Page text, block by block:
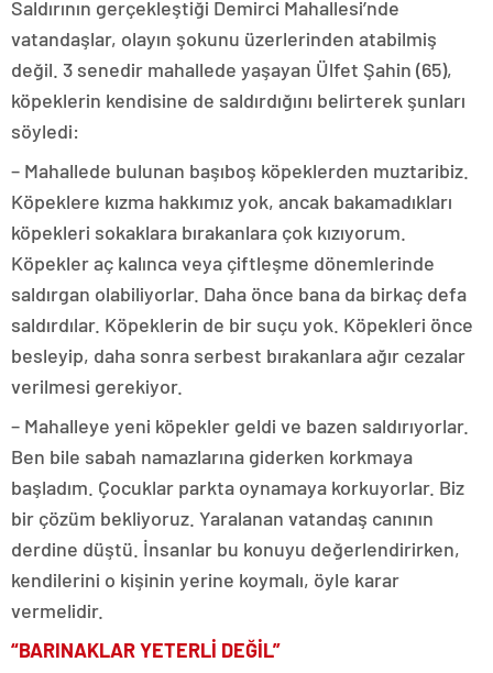
Saldırının gerçekleştiği Demirci Mahallesi’nde
vatandaşlar, olayın şokunu üzerlerinden atabilmiş
değil. 3 senedir mahallede yaşayan Ülfet Şahin (65),
köpeklerin kendisine de saldırdığını belirterek şunları
söyledi:
– Mahallede bulunan başıboş köpeklerden muztaribiz.
Köpeklere kızma hakkımız yok, ancak bakamadıkları
köpekleri sokaklara bırakanlara çok kızıyorum.
Köpekler aç kalınca veya çiftleşme dönemlerinde
saldırgan olabiliyorlar. Daha önce bana da birkaç defa
saldırdılar. Köpeklerin de bir suçu yok. Köpekleri önce
besleyip, daha sonra serbest bırakanlara ağır cezalar
verilmesi gerekiyor.
– Mahalleye yeni köpekler geldi ve bazen saldırıyorlar.
Ben bile sabah namazlarına giderken korkmaya
başladım. Çocuklar parkta oynamaya korkuyorlar. Biz
bir çözüm bekliyoruz. Yaralanan vatandaş canının
derdine düştü. İnsanlar bu konuyu değerlendirirken,
kendilerini o kişinin yerine koymalı, öyle karar
vermelidir.
“BARINAKLAR YETERLİ DEĞİL”